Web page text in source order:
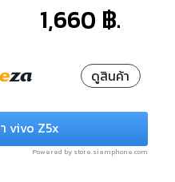
1,660 ฿.
ดูสินค้า
vivo Z5x
Powered by store.siamphone.com